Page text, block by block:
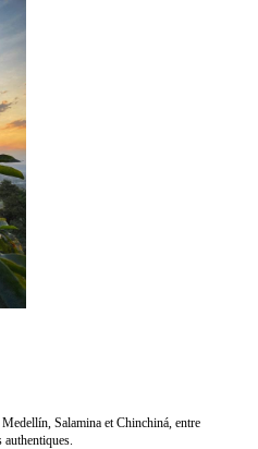
Salamina et Chinchiná, entre